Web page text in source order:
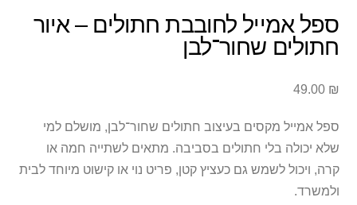
ספל אמייל לחובבת חתולים – איור
חתולים שחור־לבן
49.00 ₪
ספל אמייל מקסים בעיצוב חתולים שחור־לבן, מושלם למי
שלא יכולה בלי חתולים בסביבה. מתאים לשתייה חמה או
קרה, ויכול לשמש גם כעציץ קטן, פריט נוי או קישוט מיוחד לבית
ולמשרד.